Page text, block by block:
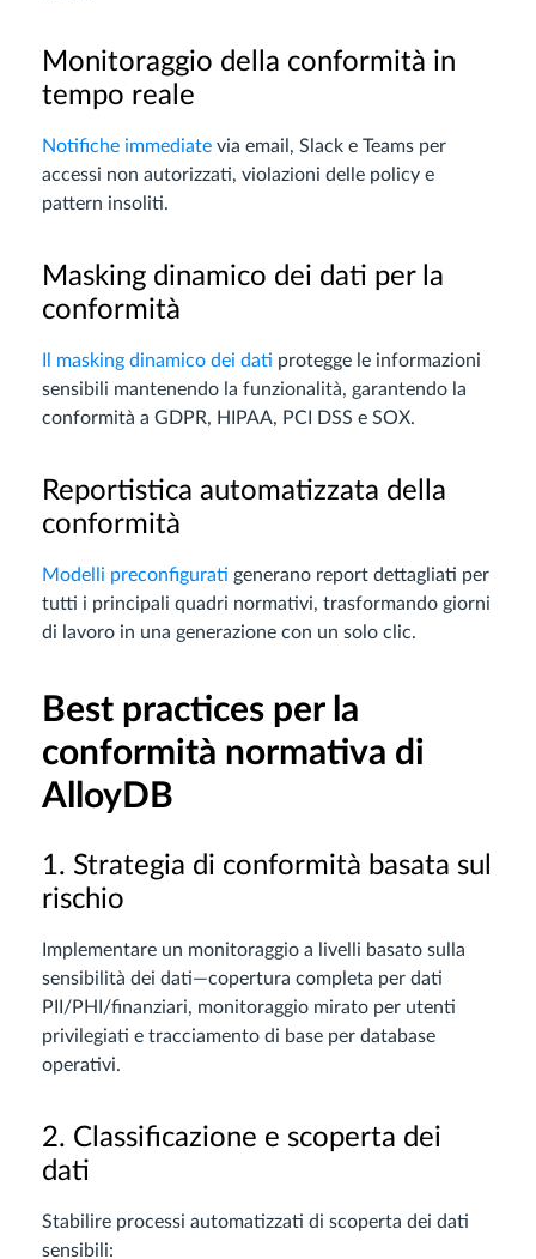
Monitoraggio della conformità in
tempo reale
Notifiche immediate via email, Slack e Teams per
accessi non autorizzati, violazioni delle policy e
pattern insoliti.
Masking dinamico dei dati per la
conformità
Il masking dinamico dei dati protegge le informazioni
sensibili mantenendo la funzionalità, garantendo la
conformità a GDPR, HIPAA, PCI DSS e SOX.
Reportistica automatizzata della
conformità
Modelli preconfigurati generano report dettagliati per
tutti i principali quadri normativi, trasformando giorni
di lavoro in una generazione con un solo clic.
Best practices per la
conformità normativa di
AlloyDB
1. Strategia di conformità basata sul
rischio
Implementare un monitoraggio a livelli basato sulla
sensibilità dei dati—copertura completa per dati
PII/PHI/finanziari, monitoraggio mirato per utenti
privilegiati e tracciamento di base per database
operativi.
2. Classificazione e scoperta dei
dati
Stabilire processi automatizzati di scoperta dei dati
sensibili: